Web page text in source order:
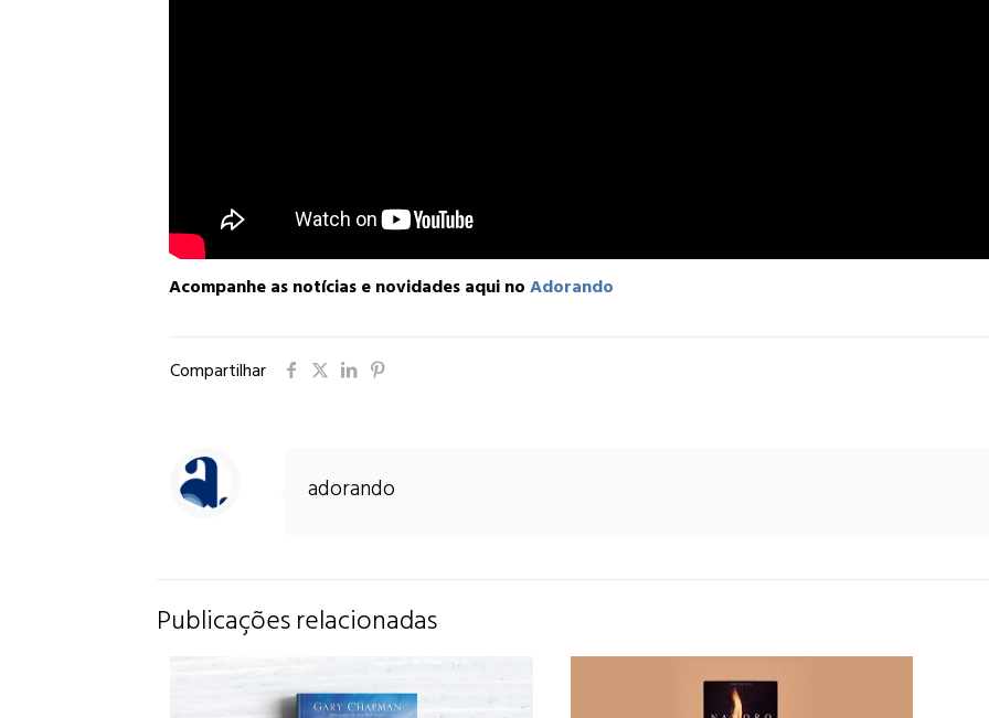
Acompanhe as notícias e novidades aqui noAdorando
Compartilhar
adorando
Publicações relacionadas